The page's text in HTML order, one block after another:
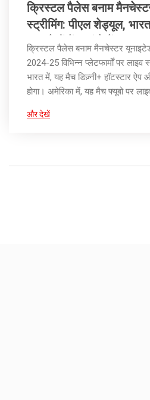
क्रिस्टल पैलेस बनाम
स्ट्रीमिंग: पीएल शेड्यूल,
अन्य देशों में कहां देखें
क्रिस्टल पैलेस बनाम मैनचेस्टर
2024-25 विभिन्न प्लेटफार्मों पर लाइव
भारत में, यह मैच डिज़्नी+ हॉटस्टार ऐप
होगा। अमेरिका में, यह मैच फ्यूबो पर
और देखें